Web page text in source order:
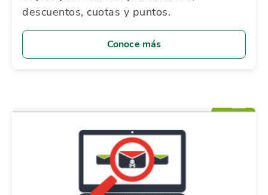
descuentos, cuotas y puntos.
Conoce más